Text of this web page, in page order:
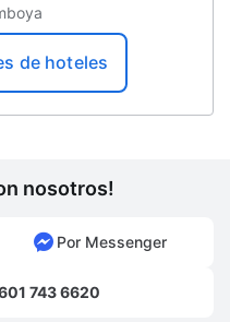
gratuito
de hoteles
nosotros!
Por Messenger
743 6620